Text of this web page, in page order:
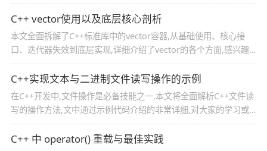
定义的类型,这篇文章主要介绍了C++特殊类设计与类型转换的相关
资料,需要的朋友可以参考下
C++ vector使用以及底层核心剖析
本文全面拆解了C++标准库中的vector容器,从基础使用、核心接
口、迭代器失效到底层实现,详细介绍了vector的各个方面,感兴趣
的朋友跟随小编一起看看吧
C++实现文本与二进制文件读写操作的示例
在C++开发中,文件操作是必备技能之一,本文将全面解析C++文件读
写的操作方法,文中通过示例代码介绍的非常详细,对大家的学习或
者工作具有一定的参考学习价值,需要的朋友们下面随着小编来一起
学习学习吧
C++ 中 operator() 重载与最佳实践